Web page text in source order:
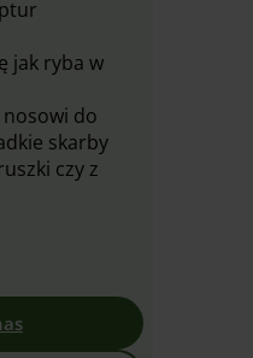
jak ryba w
do
skarby
czy z